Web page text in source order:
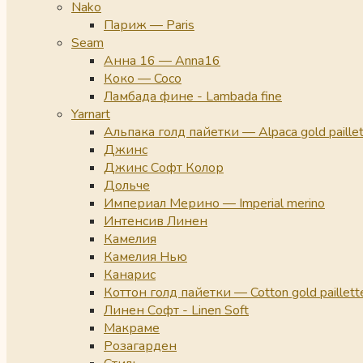
Nako
Париж — Paris
Seam
Анна 16 — Anna16
Коко — Coco
Ламбада фине - Lambada fine
Yarnart
Альпака голд пайетки — Alpaca gold
Джинс
Джинс Софт Колор
Дольче
Империал Мерино — Imperial merino
Интенсив Линен
Камелия
Камелия Нью
Канарис
Коттон голд пайетки — Cotton gold
Линен Софт - Linen Soft
Макраме
Розагарден